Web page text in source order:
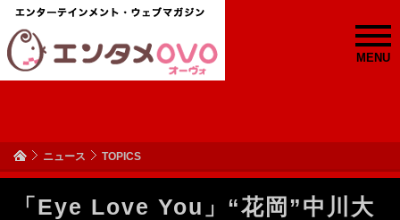
MENU
ニュース TOPICS
「Eye Love You」“花岡”中川大